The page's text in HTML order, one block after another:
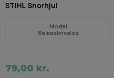
STIHL Snorhjul
Model
Se beskrivelse
79,00 kr.